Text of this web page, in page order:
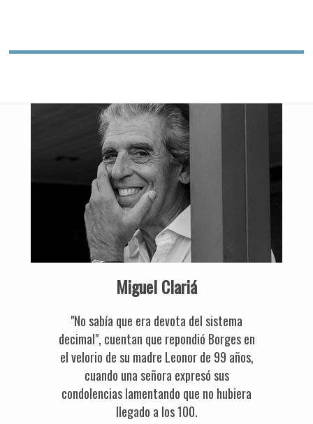
Miguel Clariá
"No sabía que era devota del sistema
decimal", cuentan que repondió Borges en
el velorio de su madre Leonor de 99 años,
cuando una señora expresó sus
condolencias lamentando que no hubiera
llegado a los 100.